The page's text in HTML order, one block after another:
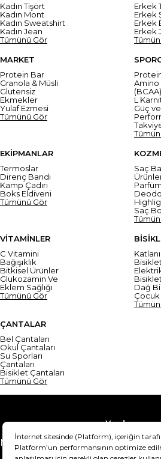
Kadın Tişört
Kadın Mont
Kadın Sweatshirt
Kadın Jean
Tümünü Gör
Erkek
Erkek
Erkek
Erkek
MARKET
Protein Bar
Granola & Müsli
Glutensiz
Ekmekler
Yulaf Ezmesi
Tümünü Gör
Amino
(BCAA)
L
Güç ve
EKİPMANLAR
Termoslar
Direnç Bandı
Kamp Çadırı
Boks Eldiveni
Tümünü Gör
Saç
Saç
VİTAMİNLER
C Vitamini
Bağışıklık
Bitkisel Ürünler
Glukozamin Ve
Eklem Sağlığı
Tümünü Gör
Dağ
ÇANTALAR
Bel Çantaları
Okul Çantaları
Su Sporları
Çantaları
Bisiklet Çantaları
Tümünü Gör
Yardım
Mesafeli Satış Sözleşmesi